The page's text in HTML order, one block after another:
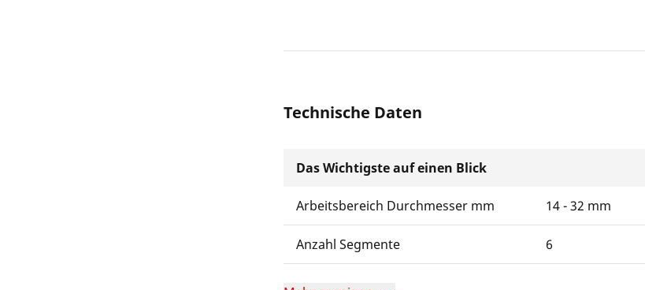
Technische Daten
Das Wichtigste auf einen Blick
Arbeitsbereich Durchmesser mm 14 - 32 mm
Anzahl Segmente 6